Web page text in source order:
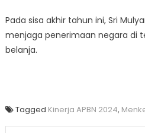
Pada sisa akhir tahun ini, Sri
menjaga penerimaan negara di
belanja.
Tagged Kinerja APBN 2024,